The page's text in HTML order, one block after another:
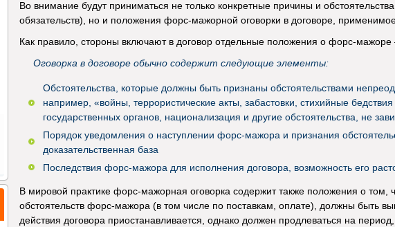
Во внимание будут приниматься не только конкретные причины и
обязательств), но и положения форс-мажорной оговорки в договоре,
Как правило, стороны включают в договор отдельные положения о форс-
Оговорка в договоре обычно содержит следующие элементы:
Обстоятельства, которые должны быть признаны обстоятельствами
например, «войны, террористические акты, забастовки, стихийные
государственных органов, национализация и другие обстоятельства, не
Порядок уведомления о наступлении форс-мажора и признания
доказательственная база
Последствия форс-мажора для исполнения договора, возможность его
В мировой практике форс-мажорная оговорка содержит также положения о том,
обстоятельств форс-мажора (в том числе по поставкам, оплате), должны быть
действия договора приостанавливается, однако должен продлеваться на